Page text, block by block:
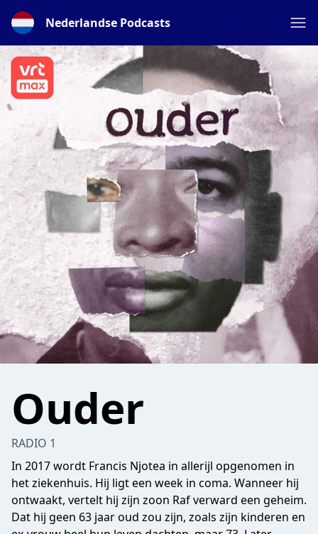
Nederlandse Podcasts
Ouder
RADIO 1
In 2017 wordt Francis Njotea in allerijl opgenomen in
het ziekenhuis. Hij ligt een week in coma. Wanneer hij
ontwaakt, vertelt hij zijn zoon Raf verward een geheim.
Dat hij geen 63 jaar oud zou zijn, zoals zijn kinderen en